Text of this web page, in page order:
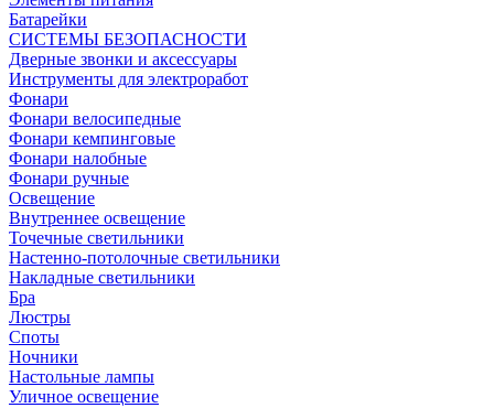
Батарейки
СИСТЕМЫ БЕЗОПАСНОСТИ
Дверные звонки и аксессуары
Инструменты для электроработ
Фонари
Фонари велосипедные
Фонари кемпинговые
Фонари налобные
Фонари ручные
Освещение
Внутреннее освещение
Точечные светильники
Настенно-потолочные светильники
Накладные светильники
Бра
Люстры
Споты
Ночники
Настольные лампы
Уличное освещение